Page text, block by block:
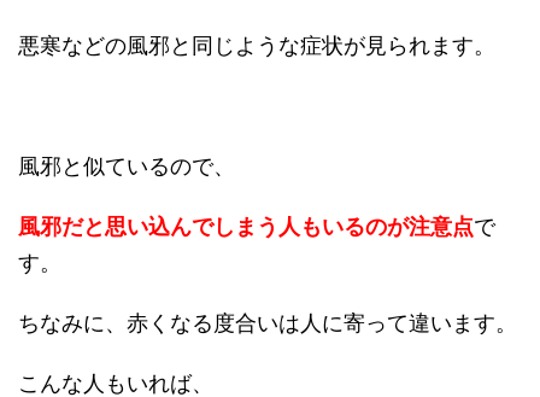
悪寒などの風邪と同じような症状が見られます。
風邪と似ているので、
風邪だと思い込んでしまう人もいるのが注意点で
す。
ちなみに、赤くなる度合いは人に寄って違います。
こんな人もいれば、